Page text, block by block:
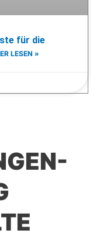
für die
LESEN »